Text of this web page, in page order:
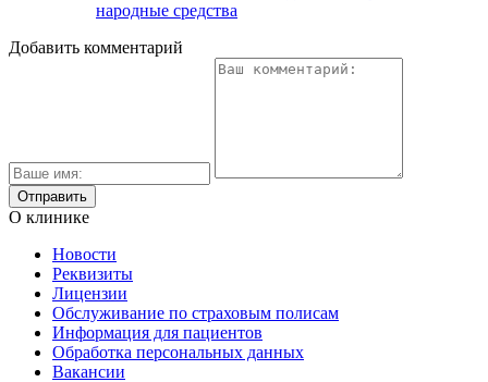
народные средства
Добавить комментарий
О клинике
Новости
Реквизиты
Лицензии
Обслуживание по страховым полисам
Информация для пациентов
Обработка персональных данных
Вакансии